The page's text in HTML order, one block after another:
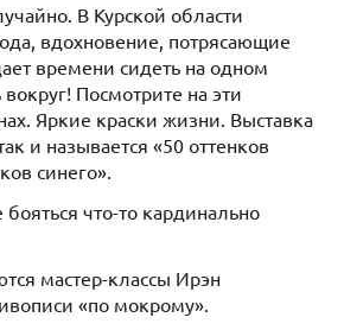
В Курской области
вдохновение, потрясающие
времени сидеть на одном
Посмотрите на эти
Яркие краски жизни. Выставка
и называется «50 оттенков
синего».
бояться что-то кардинально
мастер-классы Ирэн
«по мокрому».